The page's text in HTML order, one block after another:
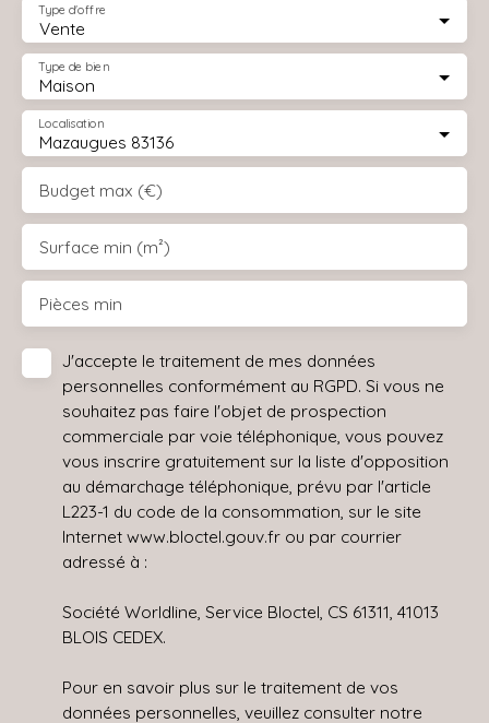
Vente
Type d'offre
Maison
Type de bien
Mazaugues 83136
Localisation
Budget max (€)
Surface min (m²)
Pièces min
J'accepte le traitement de mes données
personnelles conformément au RGPD. Si vous ne
souhaitez pas faire l'objet de prospection
commerciale par voie téléphonique, vous pouvez
vous inscrire gratuitement sur la liste d'opposition
au démarchage téléphonique, prévu par l'article
L223-1 du code de la consommation, sur le site
Internet www.bloctel.gouv.fr ou par courrier
adressé à :
Société Worldline, Service Bloctel, CS 61311, 41013
BLOIS CEDEX.
Pour en savoir plus sur le traitement de vos
données personnelles, veuillez consulter notre